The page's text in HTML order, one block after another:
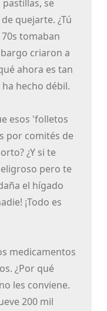
se
quejarte. ¿Tú
tomaban
criaron a
ahora es tan
hecho débil.
esos 'folletos
por comités de
¿Y si te
pero te
el hígado
¡Todo es
medicamentos
¿Por qué
les conviene.
200 mil